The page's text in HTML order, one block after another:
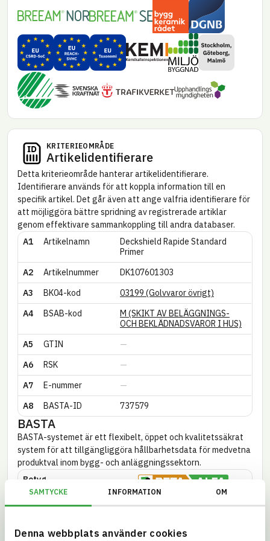
SAMTYCKE INFORMATION OM
Denna webbplats använder cookies
BREEAM NOR BREEAM SE
Byggkeramikrådet
DGNB – Danmark
EU CSRD – Substances of concern (SoC)
EU REACH – SVHC
EU Taxonomi
Kemikalie­inspektionen
Miljöbyggnad
Miljökrav
Svanen – Nya byggnader
Svenska kraftnät
Trafikverket
KRITERIE­OMRÅDE
Artikel­identifierare
Detta kriterie­område hanterar artikel­identifierare.
Identifierare används för att koppla information till en
specifik artikel. Det går även att ange valfria identifierare för
att möjliggöra bättre spridning av registrerade artiklar
genom effektivare sammankoppling till andra databaser.
A1
Artikelnamn
Deckshield Rapide Standard
Primer
A2
Artikel­nummer
DK107601303
A3
BK04-kod
03199 (Golvvaror övrigt)
A4
BSAB-kod
M (SKIKT AV BELÄGGNINGS-
OCH BEKLÄDNADSVAROR I HUS)
A5
GTIN
A6
RSK
A7
E-nummer
A8
BASTA-ID 737579
BASTA
BASTA-systemet är ett flexibelt, öppet och kvalitetssäkrat
system för att tillgängliggöra hållbarhetsdata för medvetna
produktval inom bygg- och anläggningssektorn.
Betyg
Artikel­kriterier
38/39